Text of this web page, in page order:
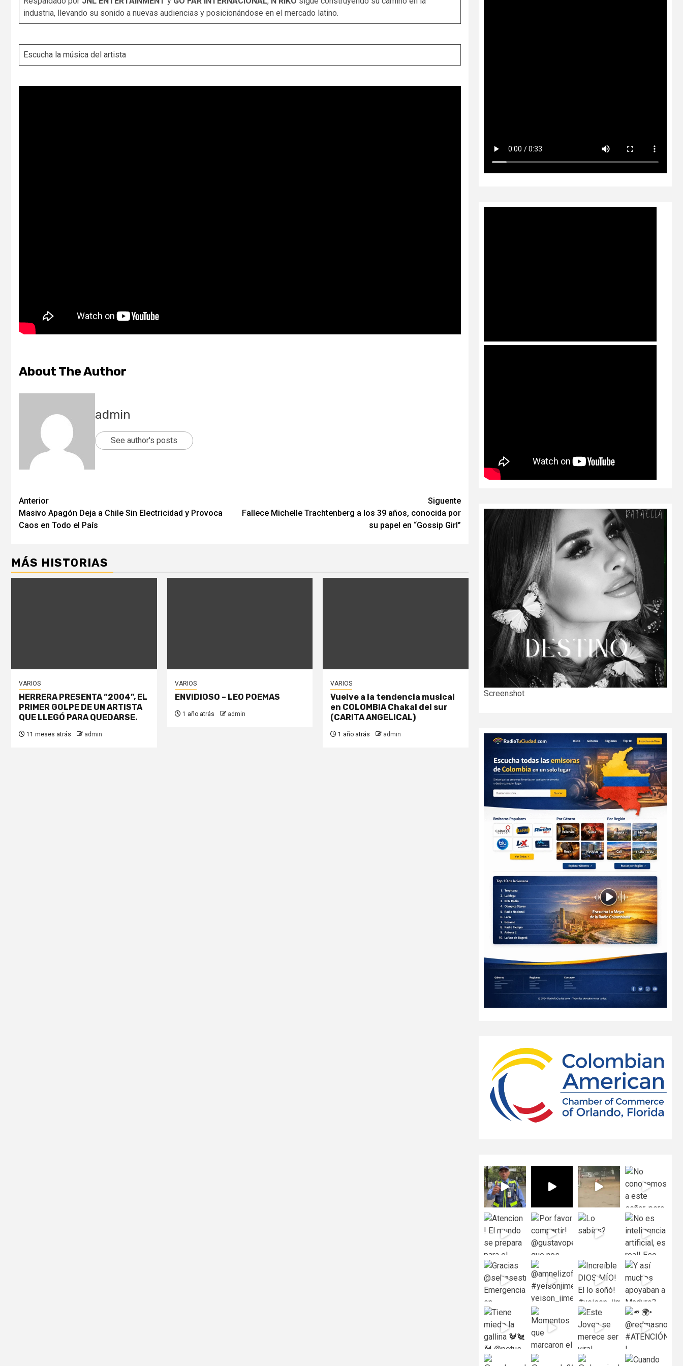
industria, llevando su sonido a nuevas audiencias y posicionándose en el mercado latino.
Escucha la música del artista
About The Author
admin
See author's posts
Post
navigation
Anterior
Masivo Apagón Deja a Chile Sin Electricidad y Provoca
Caos en Todo el País
Siguente
Fallece Michelle Trachtenberg a los 39 años, conocida por
su papel en “Gossip Girl”
MÁS HISTORIAS
VARIOS
HERRERA PRESENTA “2004”, EL
PRIMER GOLPE DE UN ARTISTA
QUE LLEGÓ PARA QUEDARSE.
11 meses atrás admin
VARIOS
ENVIDIOSO – LEO POEMAS
1 año atrás admin
VARIOS
Vuelve a la tendencia musical
en COLOMBIA Chakal del sur
(CARITA ANGELICAL)
1 año atrás admin
Screenshot